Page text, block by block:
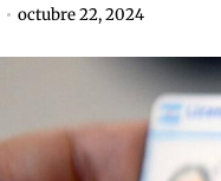
octubre 22, 2024